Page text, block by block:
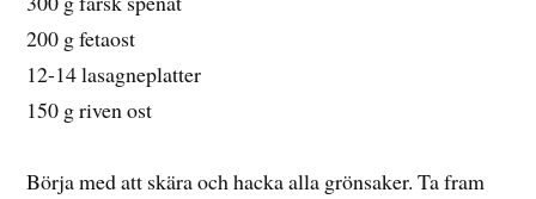
200 g fetaost
12-14 lasagneplatter
150 g riven ost
Börja med att skära och hacka alla grönsaker. Ta fram